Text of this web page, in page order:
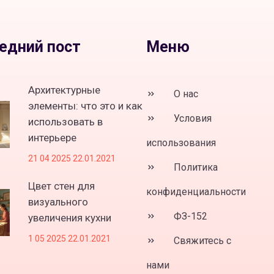
пост
Архитектурные
элементы: что это и как
использовать в
интерьере
21 04 2025 22.01.2021
Цвет стен для
визуального
увеличения кухни
1 05 2025 22.01.2021
Меню
О нас
Условия
использования
Политика
конфиденциальности
ФЗ-152
Свяжитесь с
нами